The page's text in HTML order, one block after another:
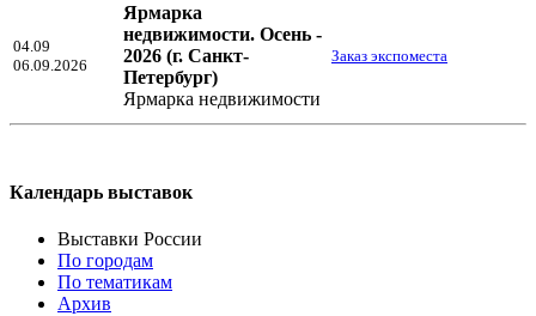
04.09
06.09.2026
Ярмарка
недвижимости. Осень -
2026 (г. Санкт-
Петербург)
Ярмарка недвижимости
Заказ экспоместа
Календарь выставок
Выставки России
По городам
По тематикам
Архив